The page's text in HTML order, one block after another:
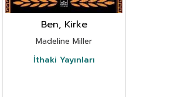
Ben, Kirke
Madeline Miller
İthaki Yayınları